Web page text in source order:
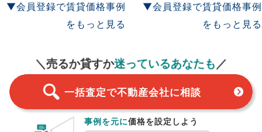
▼会員登録で賃貸価格事例
をもっと見る
▼会員登録で賃貸価格事例
をもっと見る
＼売るか貸すか迷っているあなたも ／
一括査定で不動産会社に相談
事例を元に価格を設定しよう